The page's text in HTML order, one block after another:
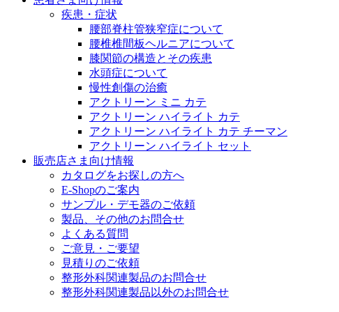
医療に携わるあらゆる方々に、学びと情報共有の場を提供し
疾患・症状
腰部脊柱管狭窄症について
腰椎椎間板ヘルニアについて
膝関節の構造とその疾患
水頭症について
慢性創傷の治癒
アクトリーン ミニ カテ
アクトリーン ハイライト カテ
アクトリーン ハイライト カテ チーマン
アクトリーン ハイライト セット
販売店さま向け情報
カタログをお探しの方へ
E-Shopのご案内
サンプル・デモ器のご依頼
製品、その他のお問合せ
よくある質問
ご意見・ご要望
見積りのご依頼
整形外科関連製品のお問合せ
整形外科関連製品以外のお問合せ